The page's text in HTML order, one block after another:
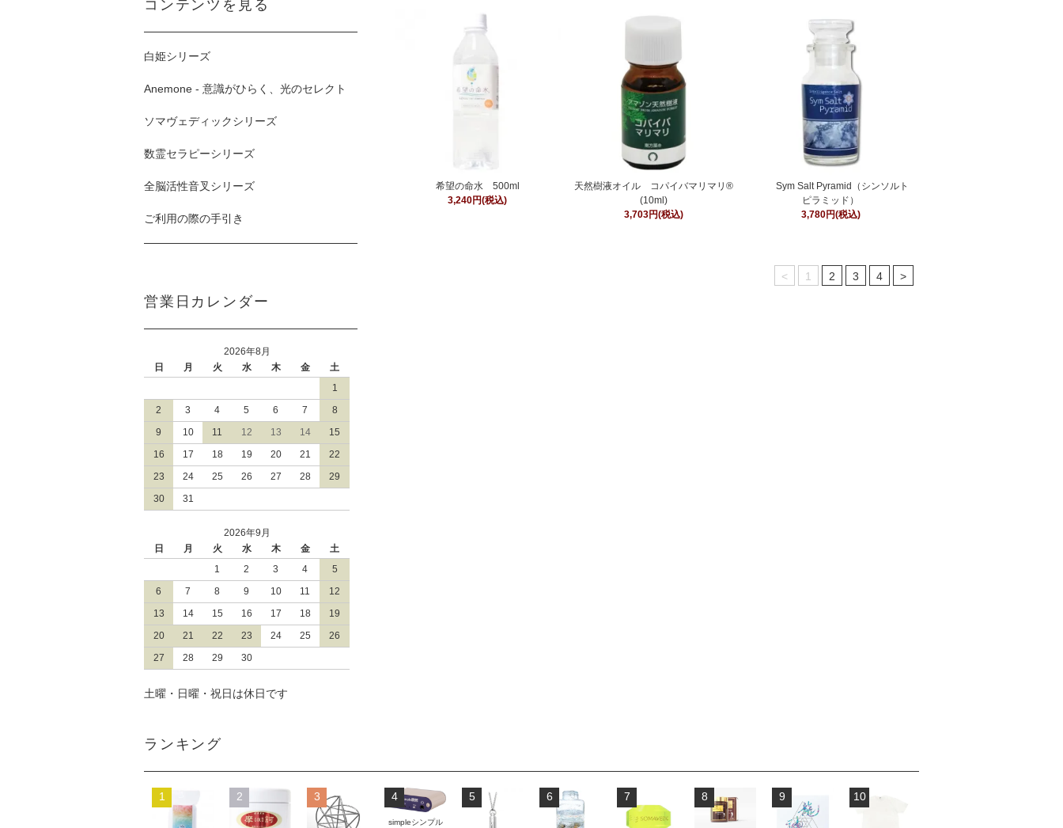
希望の命水 500ml
3,240円(税込)
天然樹液オイル コパイバマリマリ®
(10ml)
3,703円(税込)
Sym Salt Pyramid（シンソルト
ピラミッド）
3,780円(税込)
< 1 2 3 4 >
コンテンツを見る
白姫シリーズ
Anemone - 意識がひらく、光のセレクト
ソマヴェディックシリーズ
数霊セラピーシリーズ
全脳活性音叉シリーズ
ご利用の際の手引き
営業日カレンダー
2026年8月
日
月 火 水 木 金
土
1
2
3 4 5 6 7
8
9
10 11 12 13 14
15
16
17 18 19 20 21
22
23
24 25 26 27 28
29
30
31
2026年9月
日
月 火 水 木 金
土
1
2 3 4
5
6
7 8 9 10 11
12
13
14 15 16 17 18
19
20
21 22 23 24 25
26
27
28 29 30
土曜・日曜・祝日は休日です
ランキング
1 2 3 4
simpleシンプル
5 6 7 8 9 10